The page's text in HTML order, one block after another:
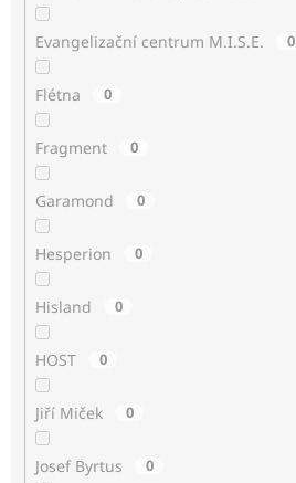
Evangelizační centrum M.I.S.E. 0
Flétna 0
Fragment 0
Garamond 0
Hesperion 0
Hisland 0
HOST 0
Jiří Miček 0
Josef Byrtus 0